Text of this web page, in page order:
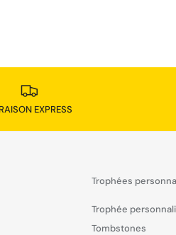
EXPRESS
Trophées
Trophée
Tombstones